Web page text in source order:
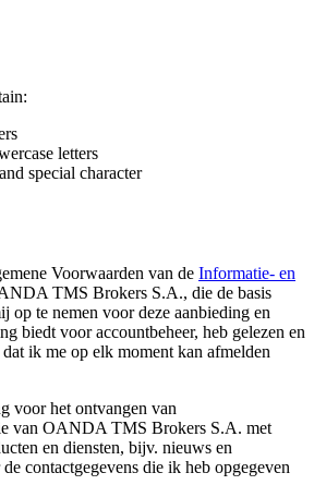
letters
special character
Voorwaarden van de Informatie- en
TMS Brokers S.A., die de basis
op te nemen voor deze aanbieding en
biedt voor accountbeheer, heb gelezen en
ik me op elk moment kan afmelden
voor het ontvangen van
van OANDA TMS Brokers S.A. met
en diensten, bijv. nieuws en
contactgegevens die ik heb opgegeven